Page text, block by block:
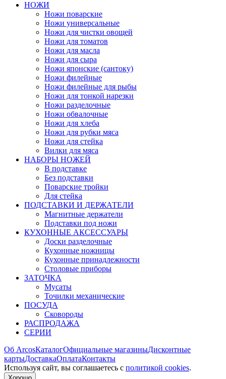
НОЖИ
Ножи поварские
Ножи универсальные
Ножи для чистки овощей
Ножи для томатов
Ножи для масла
Ножи для сыра
Ножи японские (сантоку)
Ножи филейные
Ножи филейные для рыбы
Ножи для тонкой нарезки
Ножи разделочные
Ножи обвалочные
Ножи для хлеба
Ножи для рубки мяса
Ножи для стейка
Вилки для мяса
НАБОРЫ НОЖЕЙ
В подставке
Без подставки
Поварские тройки
Для стейка
ПОДСТАВКИ И ДЕРЖАТЕЛИ
Магнитные держатели
Подставки под ножи
КУХОННЫЕ АКСЕССУАРЫ
Доски разделочные
Кухонные ножницы
Кухонные принадлежности
Столовые приборы
ЗАТОЧКА
Мусаты
Точилки механические
ПОСУДА
Сковороды
РАСПРОДАЖА
СЕРИИ
Об ArcosКаталогОфициальные магазиныДисконтные
картыДоставкаОплатаКонтакты
Используя сайт, вы согла­шаетесь с политикой cookies.